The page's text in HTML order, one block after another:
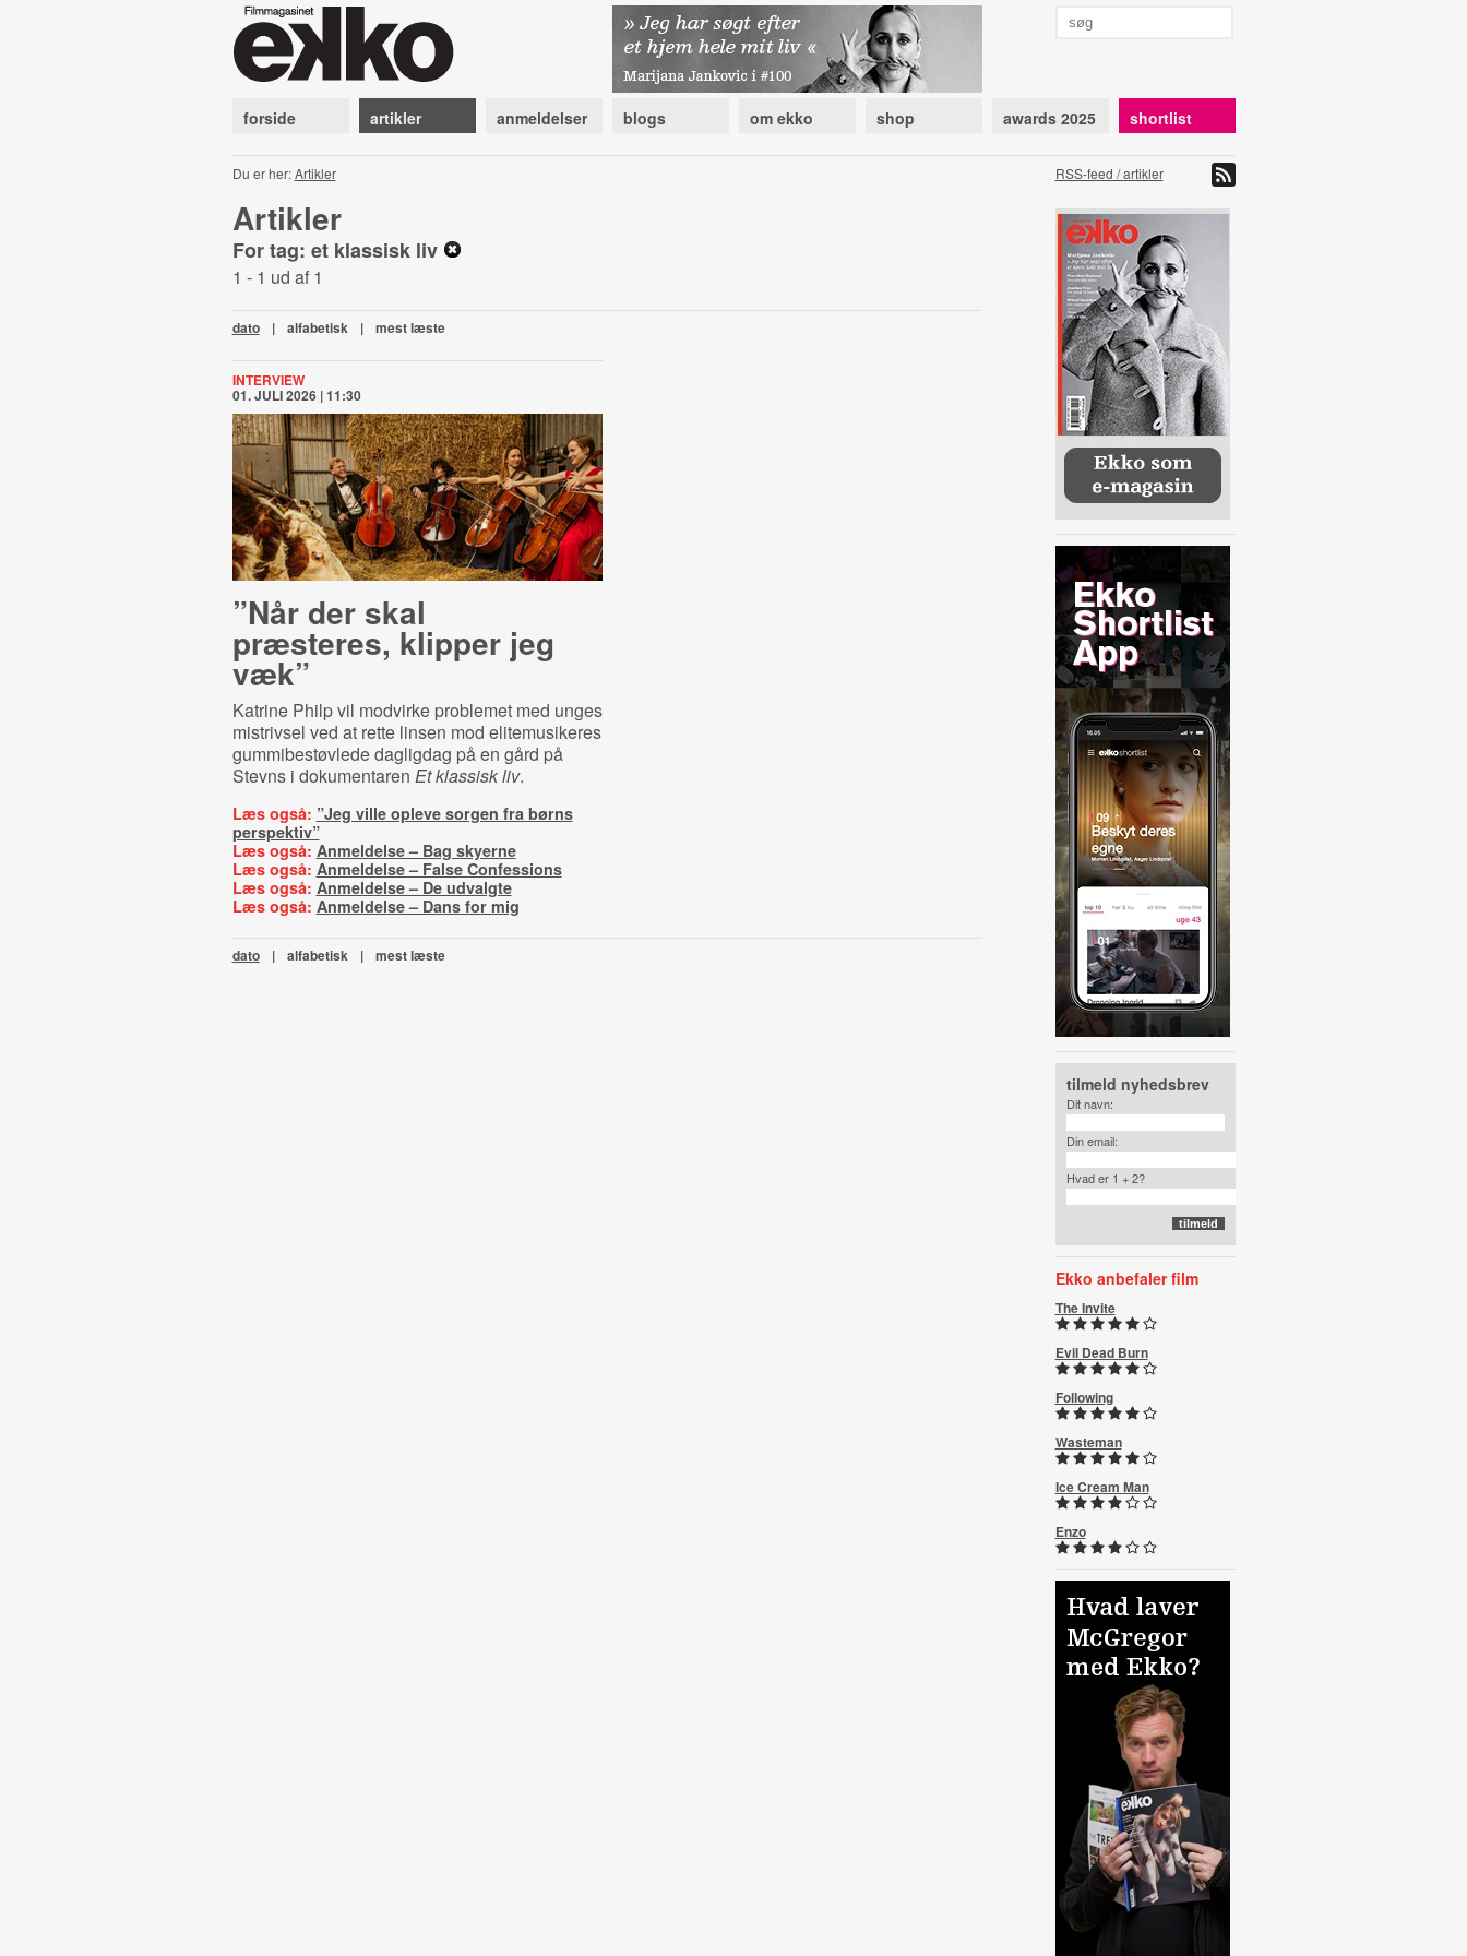
forside artikler anmeldelser blogs om ekko shop awards 2025 shortlist
Du er her:Artikler RSS-feed / artikler
Artikler
For tag: et klassisk liv
1 - 1 ud af 1
dato | alfabetisk | mest læste
INTERVIEW
01. JULI 2026 | 11:30
”Når der skal
præsteres, klipper jeg
væk”
Katrine Philp vil modvirke problemet med unges
mistrivsel ved at rette linsen mod elitemusikeres
gummibestøvlede dagligdag på en gård på
Stevns i dokumentaren Et klassisk liv.
Læs også: ”Jeg ville opleve sorgen fra børns
perspektiv”
Læs også: Anmeldelse – Bag skyerne
Læs også: Anmeldelse – False Confessions
Læs også: Anmeldelse – De udvalgte
Læs også: Anmeldelse – Dans for mig
dato | alfabetisk | mest læste
tilmeld nyhedsbrev
Dit navn:
Din email:
Hvad er 1 + 2?
Ekko anbefaler film
The Invite
Evil Dead Burn
Following
Wasteman
Ice Cream Man
Enzo